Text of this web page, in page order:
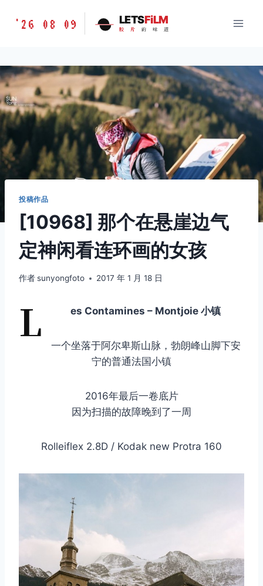
胶
味
道
LETSFILM
'26 08 09 LETSFiLM
胶 片 的 味 道
投稿作品
[10968] 那个在悬崖边气
定神闲看连环画的女孩
作者sunyongfoto 2017 年 1 月 18 日
L es Contamines – Montjoie 小镇
一个坐落于阿尔卑斯山脉，勃朗峰山脚下安
宁的普通法国小镇
2016年最后一卷底片
因为扫描的故障晚到了一周
Rolleiflex 2.8D / Kodak new Protra 160